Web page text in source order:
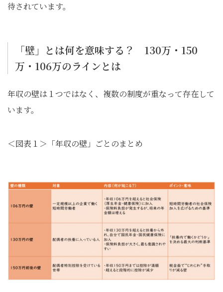
待されています。
「壁」とは何を意味する？ 130万・150
万・106万のラインとは
年収の壁は１つではなく、複数の制度が重なって存在して
います。
＜図表１＞「年収の壁」ごとのまとめ